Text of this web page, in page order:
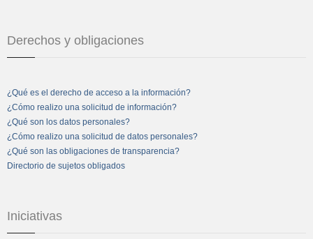
Derechos y obligaciones
¿Qué es el derecho de acceso a la información?
¿Cómo realizo una solicitud de información?
¿Qué son los datos personales?
¿Cómo realizo una solicitud de datos personales?
¿Qué son las obligaciones de transparencia?
Directorio de sujetos obligados
Iniciativas